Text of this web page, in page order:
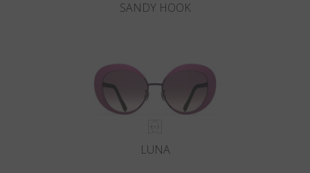
SANDY HOOK
LUNA